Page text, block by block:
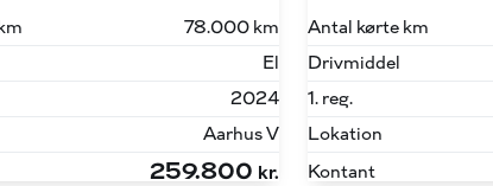
78.000 km
El
2024
Aarhus V
259.800 kr.
Antal kørte km
Drivmiddel
1. reg.
Lokation
Kontant